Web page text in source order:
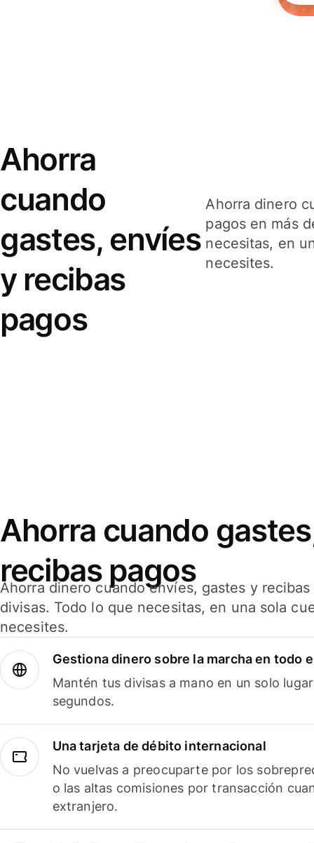
Ahorra
cuando
gastes, envíes
y recibas
pagos
Ahorra dinero
pagos en más
necesitas, en
necesites.
Ahorra cuando
recibas pagos
Ahorra dinero cuando envíes, gastes y
divisas. Todo lo que necesitas, en una sola
necesites.
Gestiona dinero sobre la marcha en todo
Mantén tus divisas a mano en un solo
segundos.
Una tarjeta de débito internacional
No vuelvas a preocuparte por los
o las altas comisiones por transacción
extranjero.